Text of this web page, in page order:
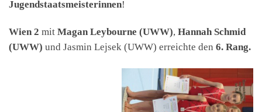
Jugendstaatsmeisterinnen!
Wien 2 mit Magan Leybourne (UWW), Hannah Schmid
(UWW) und Jasmin Lejsek (UWW) erreichte den 6. Rang.